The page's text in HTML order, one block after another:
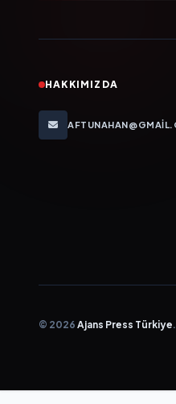
HAKKIMIZDA
© 2026 Ajans Press Türkiye